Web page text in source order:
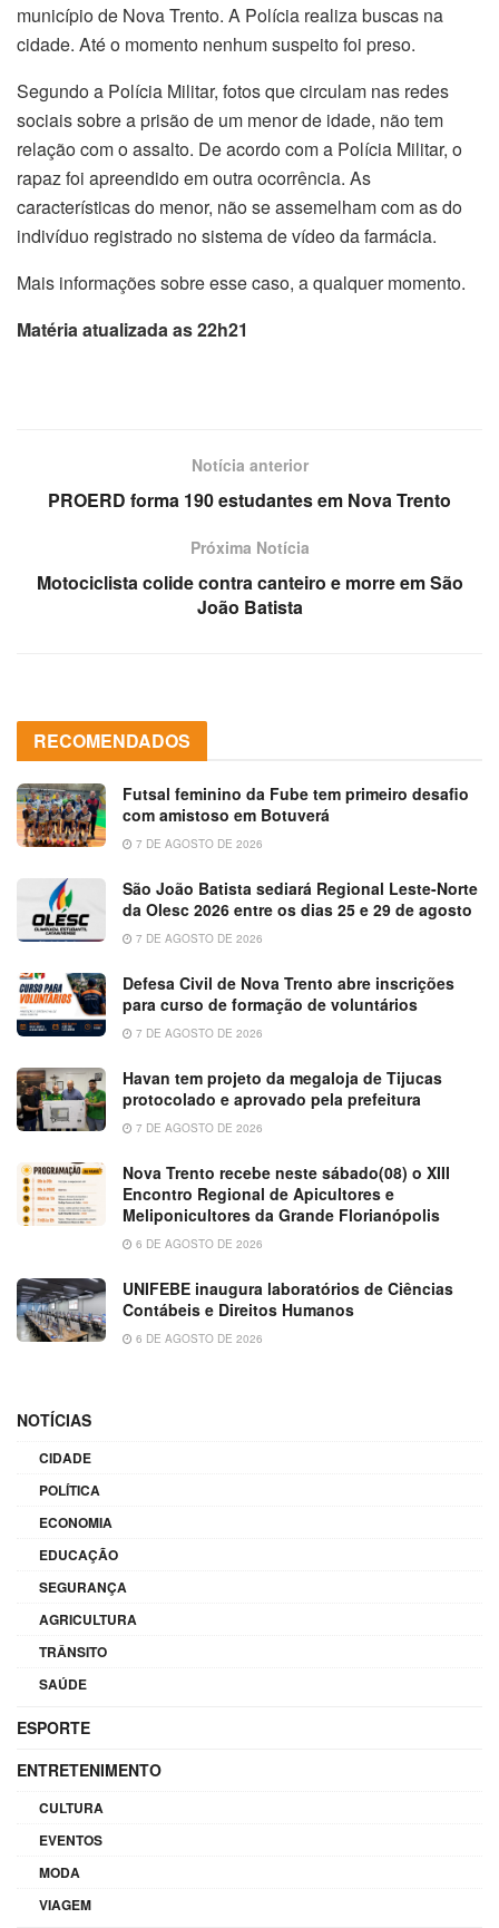
município de Nova Trento. A Polícia realiza buscas na
cidade. Até o momento nenhum suspeito foi preso.
Segundo a Polícia Militar, fotos que circulam nas redes
sociais sobre a prisão de um menor de idade, não tem
relação com o assalto. De acordo com a Polícia Militar, o
rapaz foi apreendido em outra ocorrência. As
características do menor, não se assemelham com as do
indivíduo registrado no sistema de vídeo da farmácia.
Mais informações sobre esse caso, a qualquer momento.
Matéria atualizada as 22h21
Notícia anterior
PROERD forma 190 estudantes‏ em Nova Trento
Próxima Notícia
Motociclista colide contra canteiro e morre em São
João Batista
RECOMENDADOS
Futsal feminino da Fube tem primeiro desafio
com amistoso em Botuverá
7 DE AGOSTO DE 2026
São João Batista sediará Regional Leste-Norte
da Olesc 2026 entre os dias 25 e 29 de agosto
7 DE AGOSTO DE 2026
Defesa Civil de Nova Trento abre inscrições
para curso de formação de voluntários
7 DE AGOSTO DE 2026
Havan tem projeto da megaloja de Tijucas
protocolado e aprovado pela prefeitura
7 DE AGOSTO DE 2026
Nova Trento recebe neste sábado(08) o XIII
Encontro Regional de Apicultores e
Meliponicultores da Grande Florianópolis
6 DE AGOSTO DE 2026
UNIFEBE inaugura laboratórios de Ciências
Contábeis e Direitos Humanos
6 DE AGOSTO DE 2026
NOTÍCIAS
CIDADE
POLÍTICA
ECONOMIA
EDUCAÇÃO
SEGURANÇA
AGRICULTURA
TRÂNSITO
SAÚDE
ESPORTE
ENTRETENIMENTO
CULTURA
EVENTOS
MODA
VIAGEM